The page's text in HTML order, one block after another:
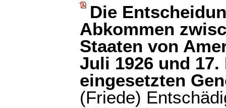
Die
Abkommen
Staaten von
Juli 1926 und 17.
eingesetzten
(Friede)